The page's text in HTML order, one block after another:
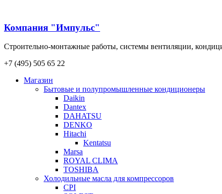
Компания "Импульс"
Строительно-монтажные работы, системы вентиляции,
+7 (495) 505 65 22
Магазин
Бытовые и полупромышленные кондиционеры
Daikin
Dantex
DAHATSU
DENKO
Hitachi
Kentatsu
Marsa
ROYAL CLIMA
TOSHIBA
Холодильные масла для компрессоров
CPI